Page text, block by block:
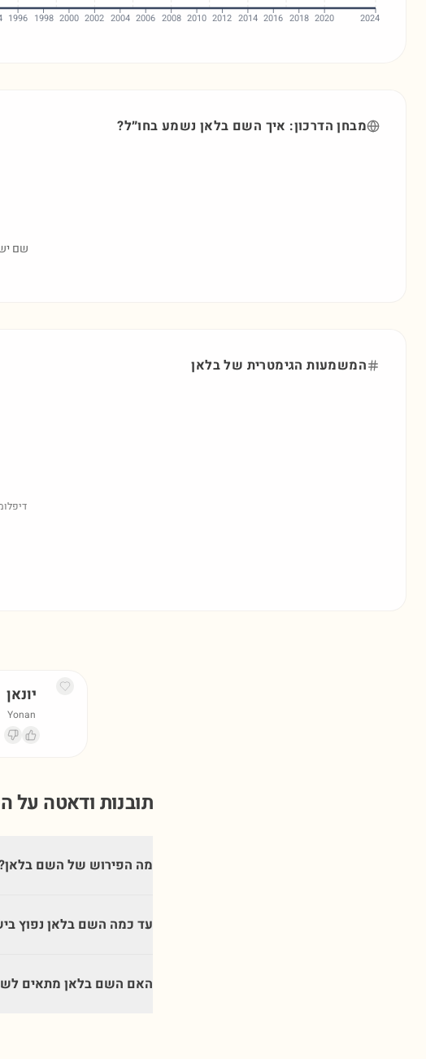
1996 1998 2000 2002 2004 2006 2008 2010 2012 2014 2016 2018 2020 2024
מבחן הדרכון: איך השם בלאן נשמע בחו״ל?
שם
המשמעות הגימטרית שלבלאן
יונאן
Yonan
תובנות ודאטה
מה הפירוש של השם
עד כמה השם בלאן נפוץ
האם השם בלאן מתאים